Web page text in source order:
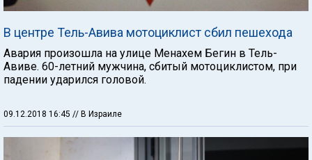
В центре Тель-Авива мотоциклист сбил пешехода
Авария произошла на улице Менахем Бегин в Тель-
Авиве. 60-летний мужчина, сбитый мотоциклистом, при
падении ударился головой.
09.12.2018 16:45 // В Израиле